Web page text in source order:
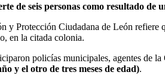
de seis personas como resultado de
Protección Ciudadana de León
en la citada colonia.
policías municipales, agentes de
y el otro de tres meses de edad).